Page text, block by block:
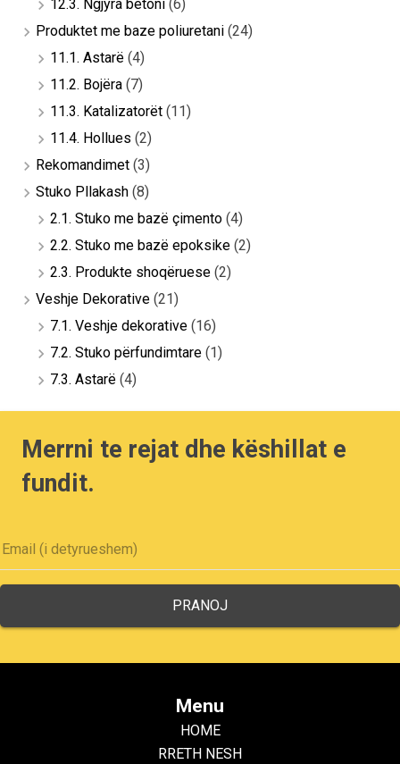
12.3. Ngjyra betoni (6)
Produktet me baze poliuretani (24)
11.1. Astarë (4)
11.2. Bojëra (7)
11.3. Katalizatorët (11)
11.4. Hollues (2)
Rekomandimet (3)
Stuko Pllakash (8)
2.1. Stuko me bazë çimento (4)
2.2. Stuko me bazë epoksike (2)
2.3. Produkte shoqëruese (2)
Veshje Dekorative (21)
7.1. Veshje dekorative (16)
7.2. Stuko përfundimtare (1)
7.3. Astarë (4)
Merrni te rejat dhe këshillat e
fundit.
Menu
HOME
RRETH NESH